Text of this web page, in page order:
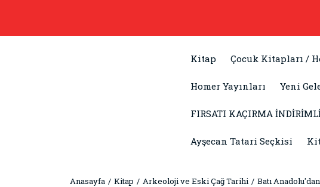
Kitap Çocuk Kitapları /
Homer Yayınları Yeni
FIRSATI KAÇIRMA
Ayşecan Tatari Seçkisi
Anasayfa Kitap Arkeoloji ve Eski Çağ Tarihi Batı